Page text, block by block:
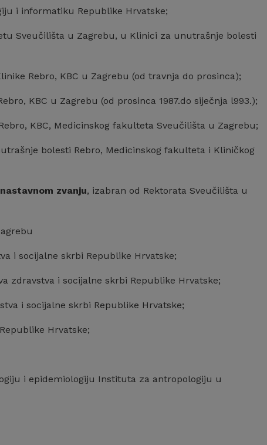
i informatiku Republike Hrvatske;
Sveučilišta u Zagrebu, u Klinici za unutrašnje bolesti
Rebro, KBC u Zagrebu (od travnja do prosinca);
KBC u Zagrebu (od prosinca 1987.do siječnja l993.);
KBC, Medicinskog fakulteta Sveučilišta u Zagrebu;
bolesti Rebro, Medicinskog fakulteta i Kliničkog
zvanju, izabran od Rektorata Sveučilišta u
i socijalne skrbi Republike Hrvatske;
zdravstva i socijalne skrbi Republike Hrvatske;
i socijalne skrbi Republike Hrvatske;
Hrvatske;
i epidemiologiju Instituta za antropologiju u